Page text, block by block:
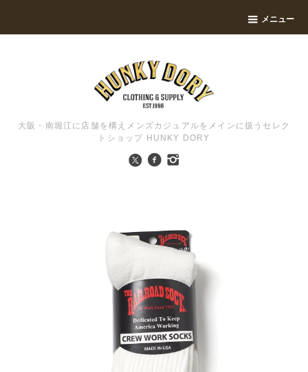
メニュー
大阪・南堀江に店舗を構えメンズカジュアルをメインに扱うセレク
トショップ HUNKY DORY